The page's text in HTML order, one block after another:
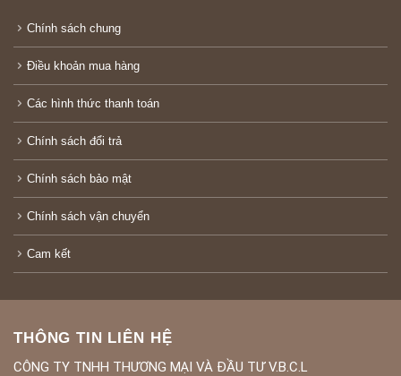
Chính sách chung
Điều khoản mua hàng
Các hình thức thanh toán
Chính sách đổi trả
Chính sách bảo mật
Chính sách vận chuyển
Cam kết
THÔNG TIN LIÊN HỆ
CÔNG TY TNHH THƯƠNG MẠI VÀ ĐẦU TƯ V.B.C.L